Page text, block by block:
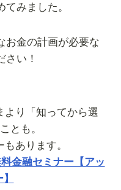
みました。
お金の計画が必要な
さい！
より「知ってから選
とも。
あります。
金融セミナー【アッ